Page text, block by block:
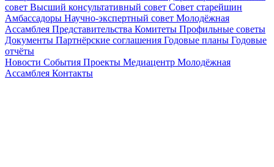
совет Высший консультативный совет Совет старейшин
Амбассадоры Научно-экспертный совет Молодёжная
Ассамблея Представительства Комитеты Профильные советы
Документы Партнёрские соглашения Годовые планы Годовые
отчёты
Новости События Проекты Медиацентр Молодёжная
Ассамблея Контакты